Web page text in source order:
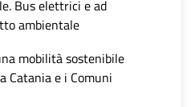
Bus elettrici e ad
ambientale
mobilità sostenibile
Catania e i Comuni